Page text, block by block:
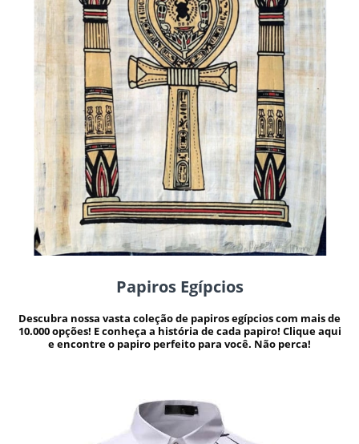
Papiros Egípcios
Descubra nossa vasta coleção de papiros egípcios com mais de
10.000 opções! E conheça a história de cada papiro! Clique aqui
e encontre o papiro perfeito para você. Não perca!